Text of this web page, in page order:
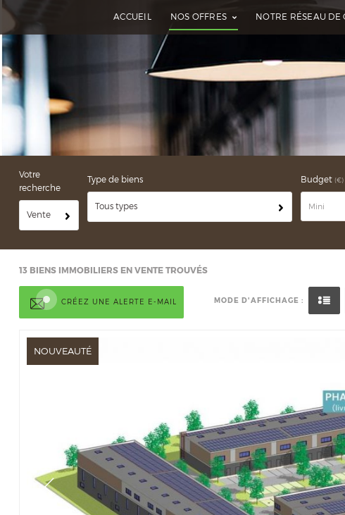
ACCUEIL NOS OFFRES NOTRE RÉSEAU DE
Votre
recherche
Vente
Type de biens
Tous types
Budget (€)
13 BIENS IMMOBILIERS EN VENTE TROUVÉS
CRÉEZ UNE ALERTE E-MAIL MODE D'AFFICHAGE :
NOUVEAUTÉ